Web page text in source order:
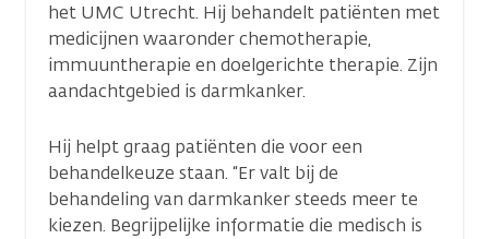
het UMC Utrecht. Hij behandelt patiënten met
medicijnen waaronder chemotherapie,
immuuntherapie en doelgerichte therapie. Zijn
aandachtgebied is darmkanker.
Hij helpt graag patiënten die voor een
behandelkeuze staan. “Er valt bij de
behandeling van darmkanker steeds meer te
kiezen. Begrijpelijke informatie die medisch is